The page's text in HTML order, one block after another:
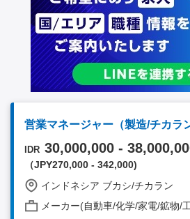
営業マネージャー（製造/チカラ
IDR 30,000,000 -
（JPY270,000 - 342,000)
インドネシア ブカシ/チカラン
メーカー(自動車/化学/家電/鉱物